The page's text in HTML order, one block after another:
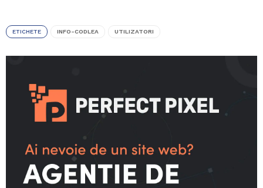
ETICHETE INFO-CODLEA UTILIZATORI